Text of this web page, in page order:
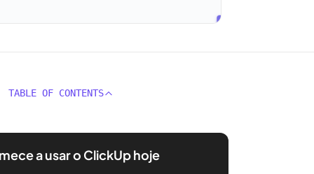
TABLE OF CONTENTS
a usar o ClickUp hoje